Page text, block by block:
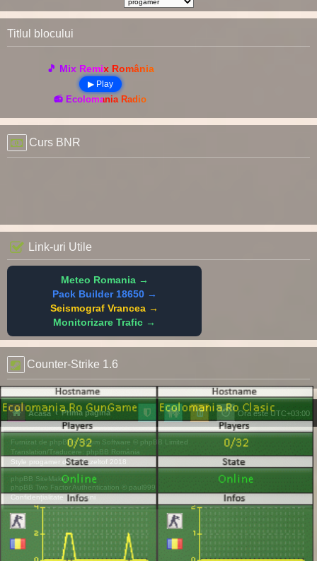
Titlul blocului
🎵 Mix Remix România
▶ Play
📻 Ecolomania Radio
Curs BNR
Link-uri Utile
Meteo Romania →
Pack Builder 18650 →
Seismograf Vrancea →
Monitorizare Trafic →
Counter-Strike 1.6
Acasă Prima pagină Ora este UTC+03:00
Furnizat de phpBB® Forum Software © phpBB Limited
Translation/Traducere: phpBB România
Style progamer de ©Mazeltof 2018
phpBB SiteMaker
phpBB Two Factor Authentication © paul999
Confidențialitate |Termeni